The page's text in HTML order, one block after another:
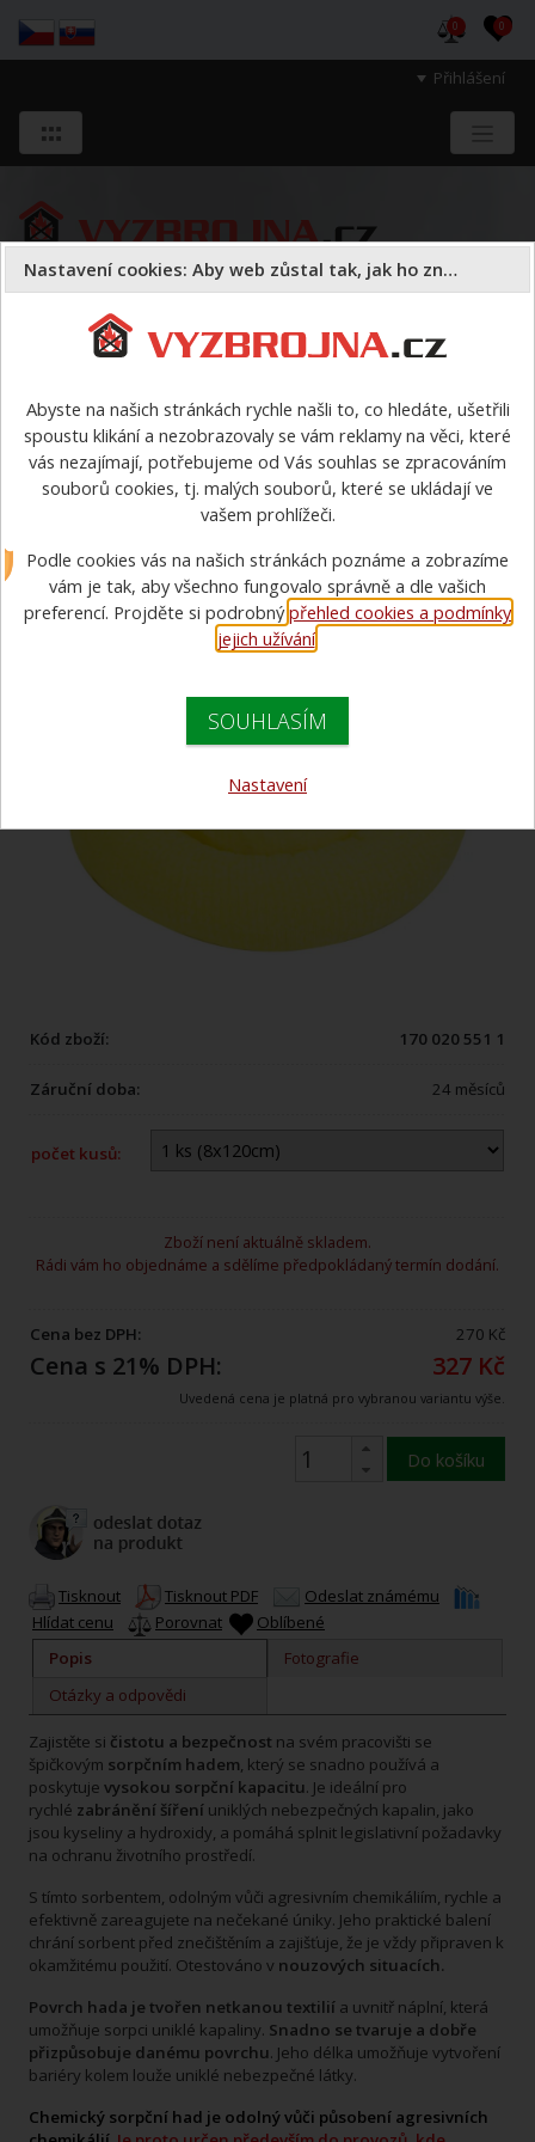
Přihlášení
0 0
a majetek druhých.
Hasiva a sorbenty sorbenty> Chemický sorpční had
Chemický sorpční had
Kód zboží: 170 020 551 1
Záruční doba: 24 měsíců
počet kusů:
Zboží není aktuálně skladem.
Rádi vám ho objednáme a sdělíme předpokládaný termín dodání.
Cena bez DPH: 270 Kč
Cena s 21% DPH: 327 Kč
Uvedená cena je platná pro vybranou variantu výše.
Do košíku
Tisknout Tisknout PDF
Odeslat známému
Hlídat cenu
Porovnat
Oblíbené
Popis
Fotografie
Otázky a odpovědi
Zajistěte si čistotu a bezpečnost na svém pracovišti se
špičkovým sorpčním hadem, který se snadno používá a
poskytuje vysokou sorpční kapacitu. Je ideální pro
rychlé zabránění šíření uniklých nebezpečných kapalin, jako
jsou kyseliny a hydroxidy, a pomáhá splnit legislativní požadavky
na ochranu životního prostředí.
S tímto sorbentem, odolným vůči agresivním chemikáliím, rychle a
efektivně zareagujete na nečekané úniky. Jeho praktické balení
chrání sorbent před znečištěním a zajišťuje, že je vždy připraven k
okamžitému použití. Otestováno v nouzových situacích.
Povrch hada je tvořen netkanou textilií a uvnitř náplní, která
umožňuje sorpci uniklé kapaliny. Snadno se tvaruje a dobře
přizpůsobuje danému povrchu. Jeho délka umožňuje vytvoření
bariéry kolem louže uniklé nebezpečné látky.
Chemický sorpční had je odolný vůči působení agresivních
Nastavení cookies: Aby web zůstal tak, jak ho znáte
Abyste na našich stránkách rychle našli to, co hledáte, ušetřili
spoustu klikání a nezobrazovaly se vám reklamy na věci, které
vás nezajímají, potřebujeme od Vás souhlas se zpracováním
souborů cookies, tj. malých souborů, které se ukládají ve
vašem prohlížeči.
Podle cookies vás na našich stránkách poznáme a zobrazíme
vám je tak, aby všechno fungovalo správně a dle vašich
preferencí. Projděte si podrobnýpřehled cookies a podmínky
jejich užívání.
SOUHLASÍM
Nastavení